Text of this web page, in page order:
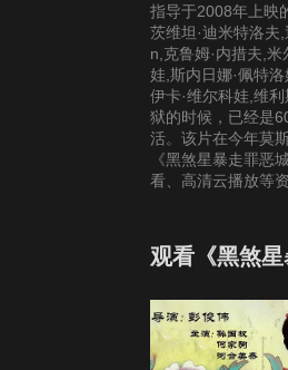
指导于2008年上映
茨维坦·迪米特洛夫
n,克鲁姆·内措夫,
娃,斯内日娜·佩特
伊卡·维尔科娃,维
狱的时候，已经是
活。该片在今年莫
《黑煞星暴走罪恶
看、高清云播放等
观看《黑煞